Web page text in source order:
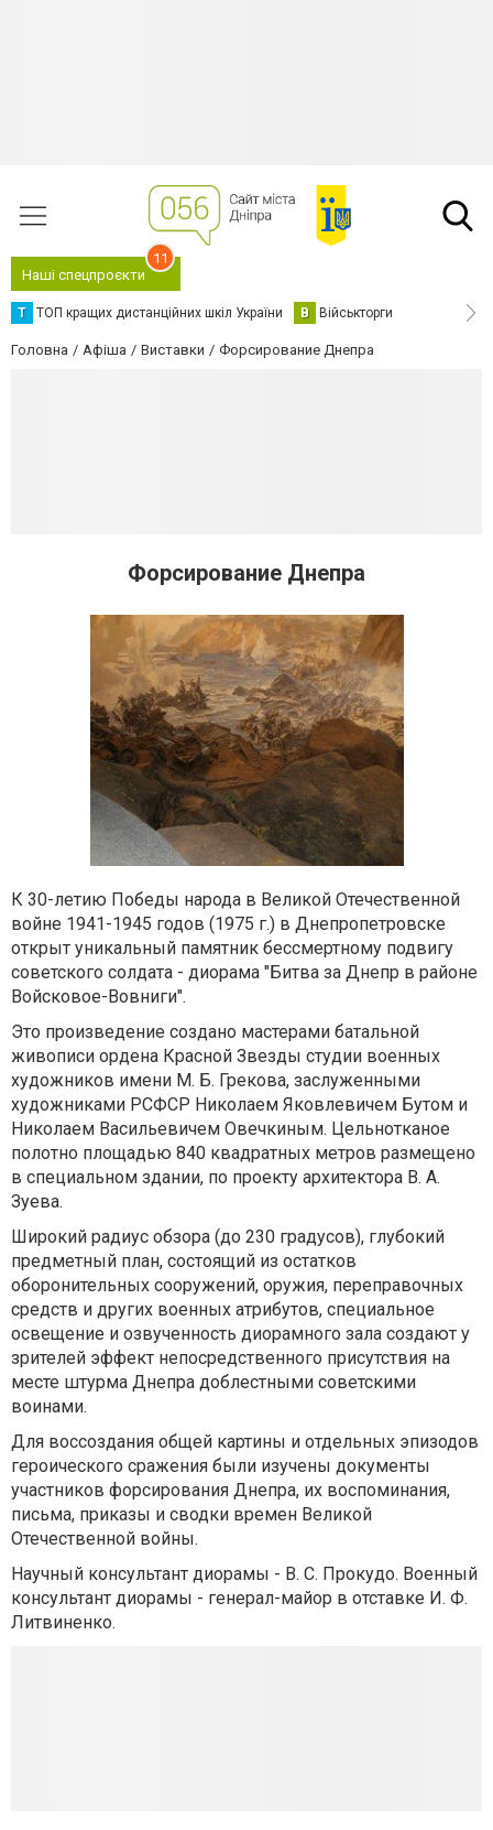
Наші спецпроєкти
11
Т ТОП кращих дистанційних шкіл України В Військторги
Головна Афіша Виставки Форсирование Днепра
Форсирование Днепра
К 30-летию Победы народа в Великой Отечественной
войне 1941-1945 годов (1975 г.) в Днепропетровске
открыт уникальный памятник бессмертному подвигу
советского солдата - диорама "Битва за Днепр в районе
Войсковое-Вовниги".
Это произведение создано мастерами батальной
живописи ордена Красной Звезды студии военных
художников имени М. Б. Грекова, заслуженными
художниками РСФСР Николаем Яковлевичем Бутом и
Николаем Васильевичем Овечкиным. Цельнотканое
полотно площадью 840 квадратных метров размещено
в специальном здании, по проекту архитектора В. А.
Зуева.
Широкий радиус обзора (до 230 градусов), глубокий
предметный план, состоящий из остатков
оборонительных сооружений, оружия, переправочных
средств и других военных атрибутов, специальное
освещение и озвученность диорамного зала создают у
зрителей эффект непосредственного присутствия на
месте штурма Днепра доблестными советскими
воинами.
Для воссоздания общей картины и отдельных эпизодов
героического сражения были изучены документы
участников форсирования Днепра, их воспоминания,
письма, приказы и сводки времен Великой
Отечественной войны.
Научный консультант диорамы - В. С. Прокудо. Военный
консультант диорамы - генерал-майор в отставке И. Ф.
Литвиненко.